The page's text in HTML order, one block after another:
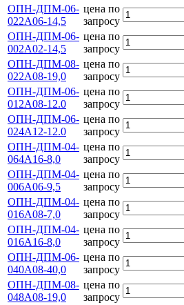
ОПН-ДПМ-06-
022А06-14,5
цена по
запросу
ОПН-ДПМ-06-
002А02-14,5
цена по
запросу
ОПН-ДПМ-08-
022А08-19,0
цена по
запросу
ОПН-ДПМ-06-
012А08-12.0
цена по
запросу
ОПН-ДПМ-06-
024А12-12.0
цена по
запросу
ОПН-ДПМ-04-
064А16-8,0
цена по
запросу
ОПН-ДПМ-04-
006А06-9,5
цена по
запросу
ОПН-ДПМ-04-
016А08-7,0
цена по
запросу
ОПН-ДПМ-04-
016А16-8,0
цена по
запросу
ОПН-ДПМ-06-
040А08-40,0
цена по
запросу
ОПН-ДПМ-08-
048А08-19,0
цена по
запросу